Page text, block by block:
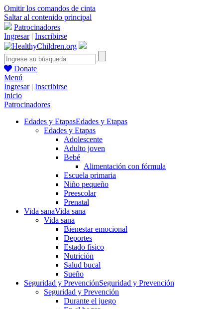
Omitir los comandos de cinta
Saltar al contenido principal
Patrocinadores
Ingresar| Inscribirse
Donate
Menú
Ingresar| Inscribirse
Inicio
Patrocinadores
Edades y EtapasEdades y Etapas
Edades y Etapas
Adolescente
Adulto joven
Bebé
Alimentación con fórmula
Escuela primaria
Niño pequeño
Preescolar
Prenatal
Vida sanaVida sana
Vida sana
Bienestar emocional
Deportes
Estado físico
Nutrición
Salud bucal
Sueño
Seguridad y PrevenciónSeguridad y Prevención
Seguridad y Prevención
Durante el juego